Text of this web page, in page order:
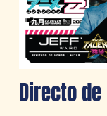
Directo de